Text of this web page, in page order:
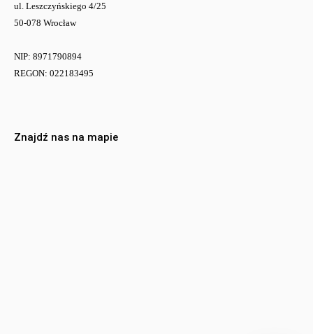
ul. Leszczyńskiego 4/25
50-078 Wrocław
NIP: 8971790894
REGON: 022183495
Znajdź nas na mapie